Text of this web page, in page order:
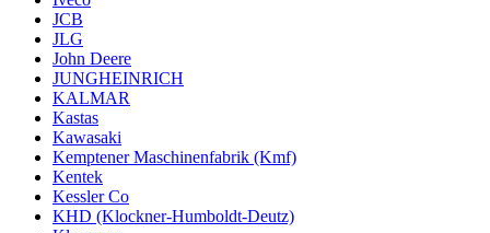
JCB
JLG
John Deere
JUNGHEINRICH
KALMAR
Kastas
Kawasaki
Kemptener Maschinenfabrik (Kmf)
Kentek
Kessler Co
KHD (Klockner-Humboldt-Deutz)